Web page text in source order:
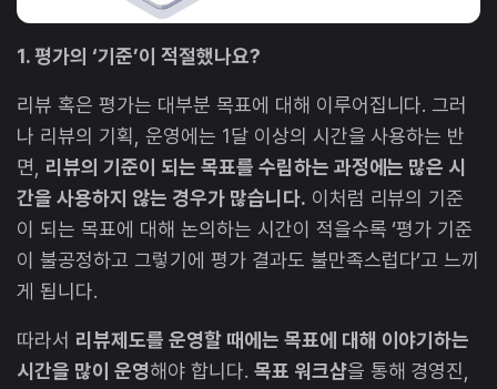
1. 평가의 ‘기준’이 적절했나요?
리뷰 혹은 평가는 대부분 목표에 대해 이루어집니다. 그러
나 리뷰의 기획, 운영에는 1달 이상의 시간을 사용하는 반
면, 리뷰의 기준이 되는 목표를 수립하는 과정에는 많은 시
간을 사용하지 않는 경우가 많습니다. 이처럼 리뷰의 기준
이 되는 목표에 대해 논의하는 시간이 적을수록 ‘평가 기준
이 불공정하고 그렇기에 평가 결과도 불만족스럽다’고 느끼
게 됩니다.
따라서 리뷰제도를 운영할 때에는 목표에 대해 이야기하는
시간을 많이 운영해야 합니다. 목표 워크샵을 통해 경영진,